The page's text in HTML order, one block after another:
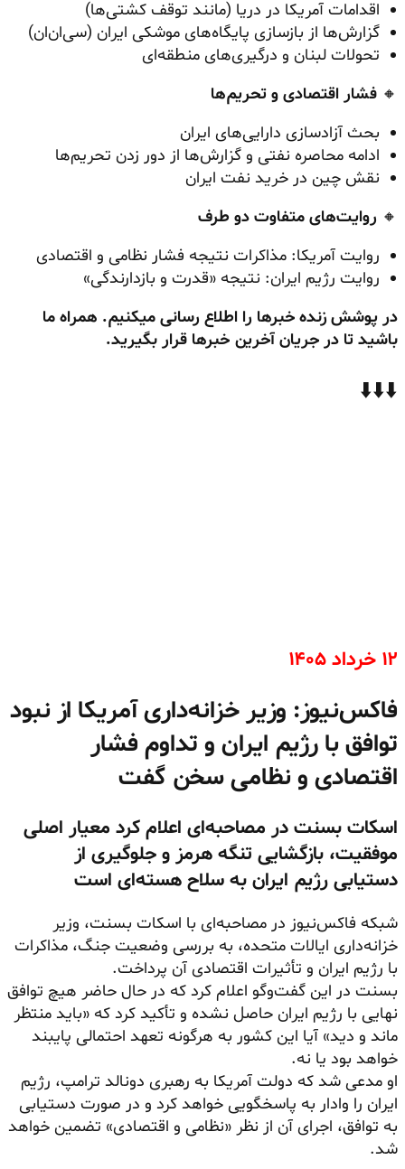
اقدامات آمریکا در دریا (مانند توقف کشتی‌ها)
گزارش‌ها از بازسازی پایگاه‌های موشکی ایران (سی‌ان‌ان)
تحولات لبنان و درگیری‌های منطقه‌ای
🔸 فشار اقتصادی و تحریم‌ها
بحث آزادسازی دارایی‌های ایران
ادامه محاصره نفتی و گزارش‌ها از دور زدن تحریم‌ها
نقش چین در خرید نفت ایران
🔸 روایت‌های متفاوت دو طرف
روایت آمریکا: مذاکرات نتیجه فشار نظامی و اقتصادی
روایت رژیم ایران: نتیجه «قدرت و بازدارندگی»
در پوشش زنده خبرها را اطلاع رسانی میکنیم. همراه ما
باشید تا در جریان آخرین خبرها قرار بگیرید.
⬇️⬇️⬇️
۱۲ خرداد ۱۴۰۵
فاکس‌نیوز: وزیر خزانه‌داری آمریکا از نبود
توافق با رژیم ایران و تداوم فشار
اقتصادی و نظامی سخن گفت
اسکات بسنت در مصاحبه‌ای اعلام کرد معیار اصلی
موفقیت، بازگشایی تنگه هرمز و جلوگیری از
دستیابی رژیم ایران به سلاح هسته‌ای است
شبکه فاکس‌نیوز در مصاحبه‌ای با اسکات بسنت، وزیر
خزانه‌داری ایالات متحده، به بررسی وضعیت جنگ، مذاکرات
با رژیم ایران و تأثیرات اقتصادی آن پرداخت.
بسنت در این گفت‌وگو اعلام کرد که در حال حاضر هیچ توافق
نهایی با رژیم ایران حاصل نشده و تأکید کرد که «باید منتظر
ماند و دید» آیا این کشور به هرگونه تعهد احتمالی پایبند
خواهد بود یا نه.
او مدعی شد که دولت آمریکا به رهبری دونالد ترامپ، رژیم
ایران را وادار به پاسخگویی خواهد کرد و در صورت دستیابی
به توافق، اجرای آن از نظر «نظامی و اقتصادی» تضمین خواهد
شد.